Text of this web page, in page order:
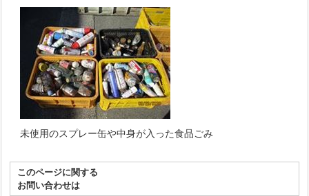
未使用のスプレー缶や中身が入った食品ごみ
このページに関する
お問い合わせは